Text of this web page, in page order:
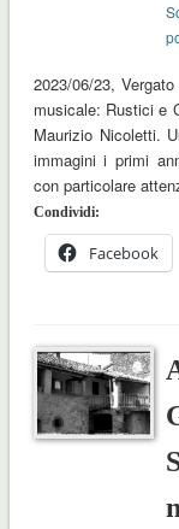
2023/06/23,
musicale: Rustici e
Maurizio Nicoletti.
immagini i primi
con particolare
Condividi:
Facebook